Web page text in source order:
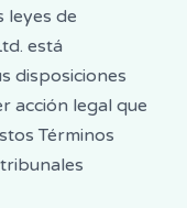
leyes de
está
disposiciones
acción legal que
Términos